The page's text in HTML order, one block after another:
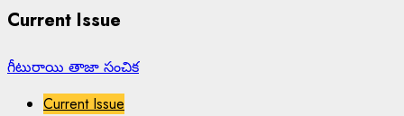
Current Issue
గీటురాయి తాజా సంచిక
Current Issue